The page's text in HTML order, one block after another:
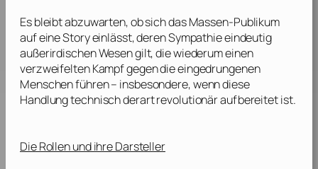
Es bleibt abzuwarten, ob sich das Massen-Publikum
auf eine Story einlässt, deren Sympathie eindeutig
außerirdischen Wesen gilt, die wiederum einen
verzweifelten Kampf gegen die eingedrungenen
Menschen führen – insbesondere, wenn diese
Handlung technisch derart revolutionär aufbereitet ist.
Die Rollen und ihre Darsteller